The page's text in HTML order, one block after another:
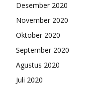
Desember 2020
November 2020
Oktober 2020
September 2020
Agustus 2020
Juli 2020